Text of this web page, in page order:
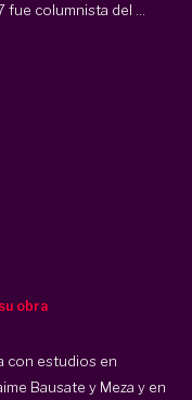
fue columnista del ...
obra
con estudios en
Bausate y Meza y en